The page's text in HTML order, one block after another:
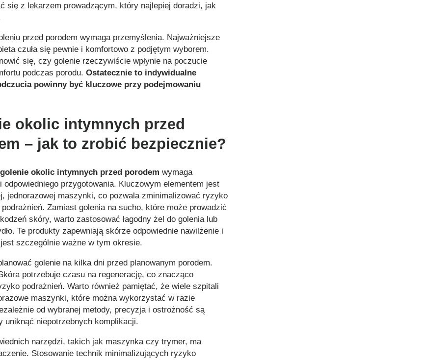
się z lekarzem prowadzącym, który najlepiej doradzi, jak
przed porodem wymaga przemyślenia. Najważniejsze
czuła się pewnie i komfortowo z podjętym wyborem.
się, czy golenie rzeczywiście wpłynie na poczucie
podczas porodu. Ostatecznie to indywidualne
powinny być kluczowe przy podejmowaniu
okolic intymnych przed
– jak to zrobić bezpiecznie?
golenie okolic intymnych przed porodem wymaga
odpowiedniego przygotowania. Kluczowym elementem jest
jednorazowej maszynki, co pozwala zminimalizować ryzyko
Zamiast golenia na sucho, które może prowadzić
skóry, warto zastosować łagodny żel do golenia lub
Te produkty zapewniają skórze odpowiednie nawilżenie i
szczególnie ważne w tym okresie.
golenie na kilka dni przed planowanym porodem.
potrzebuje czasu na regenerację, co znacząco
podrażnień. Warto również pamiętać, że wiele szpitali
maszynki, które można wykorzystać w razie
od wybranej metody, precyzja i ostrożność są
uniknąć niepotrzebnych komplikacji.
narzędzi, takich jak maszynka czy trymer, ma
Stosowanie technik minimalizujących ryzyko